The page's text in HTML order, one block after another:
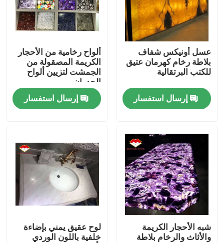
حولنا
جولة في المصنع
مراقبة الجودة
اتصل بنا
أخبار
القضايا
اطلب اقتباس
ألواح الجرانيت الحجر
عسل أونيكس شفاف
بلاطة رخام كهرمان عتيق
للكتب البرتقالية
إرسال استفسار
ألواح رخامية من الأحجار
الكريمة المصقولة من
الجمشت لتزيين ألواح
الجدران
إرسال استفسار
شبه الأحجار الكريمة
والأثاث والرخام بلاطة
لوح عقيق يمني بإضاءة
خلفية باللون الوردي